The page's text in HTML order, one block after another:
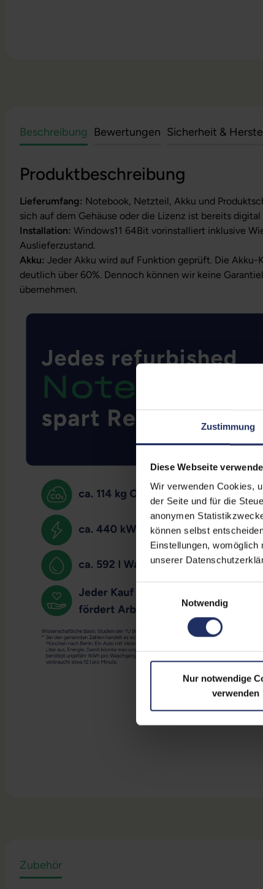
Zustimmung
Diese Webseite
Wir verwenden Cookies,
der Seite und für die
anonymen
können selbst
Einstellungen, womöglich
unserer
Notwendig
Nur notwendige
verwenden
Beschreibung Bewertungen Sicherheit &
Produktbeschreibung
Lieferumfang: Notebook, Netzteil, Akku und
sich auf dem Gehäuse oder die Lizenz ist bereits
Installation: Windows11 64Bit vorinstalliert inklusive
Auslieferzustand.
Akku: Jeder Akku wird auf Funktion geprüft. Die
deutlich über 60%. Dennoch können wir keine
übernehmen.
Zubehör